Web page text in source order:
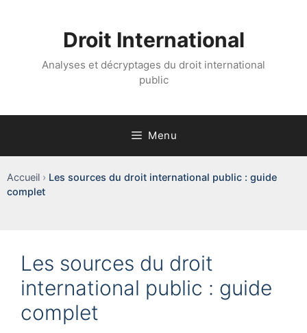
Droit International
Analyses et décryptages du droit international
public
Menu
Accueil › Les sources du droit international public : guide
complet
Les sources du droit
international public : guide
complet